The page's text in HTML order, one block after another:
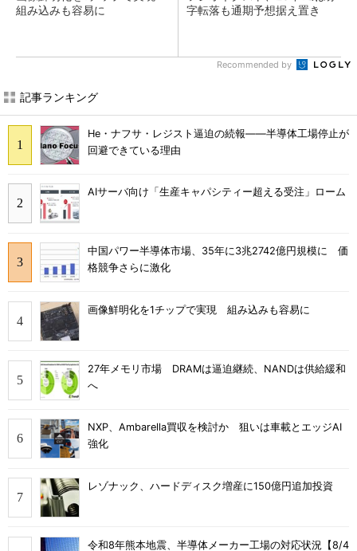
組み込みも容易に
字転落も通期予想据え置き
Recommended by
記事ランキング
He・ナフサ・レジスト逼迫の続報――半導体工場停止が
回避できている理由
AIサーバ向け「生産キャパシティー超える受注」ローム
中国パワー半導体市場、35年に3兆2742億円規模に 価
格競争さらに激化
画像鮮明化を1チップで実現 組み込みも容易に
27年メモリ市場 DRAMは逼迫継続、NANDは供給緩和
へ
NXP、Ambarella買収を検討か 狙いは車載とエッジAI
強化
レゾナック、ハードディスク増産に150億円追加投資
令和8年熊本地震、半導体メーカー工場の対応状況【8/4